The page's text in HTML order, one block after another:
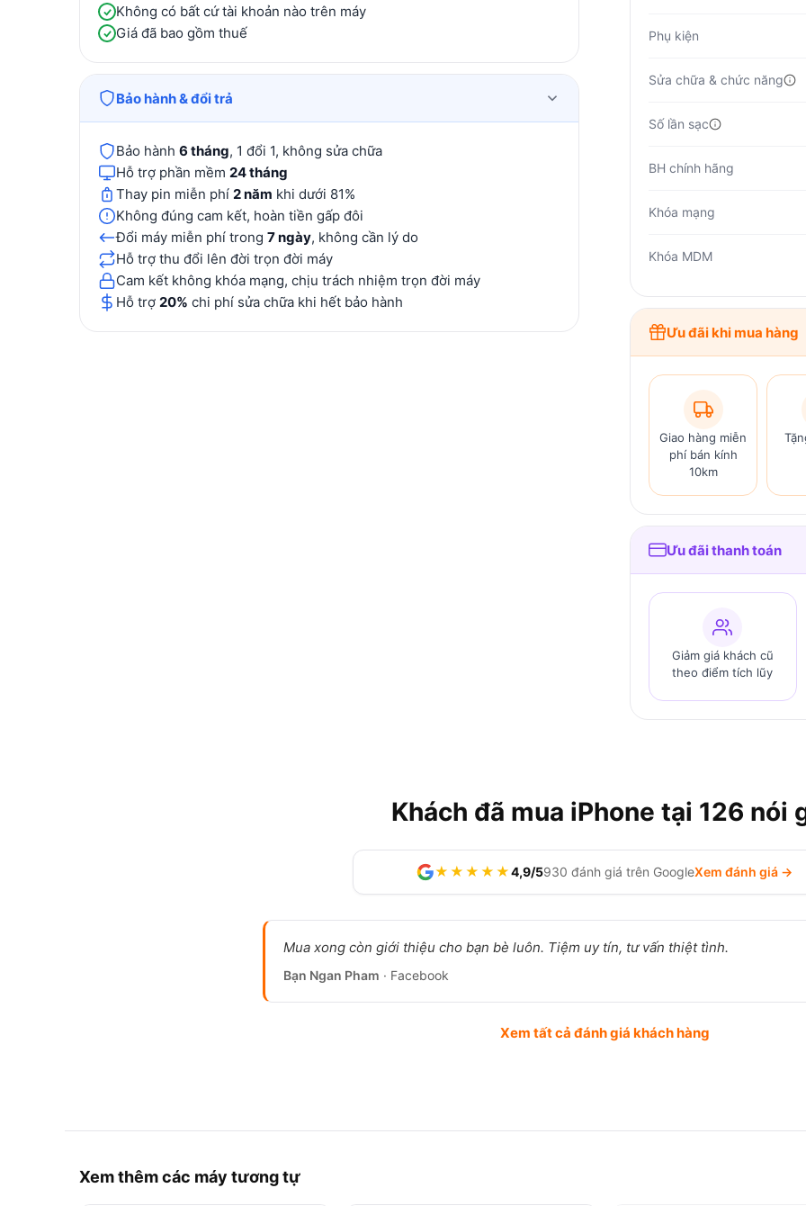
Phụ kiện
Sửa chữa & chức năng
Số lần sạc
BH chính hãng
Khóa mạng
Khóa MDM
Ưu đãi khi mua hàng
Giao hàng miễn
phí bán kính
10km
Ưu đãi thanh toán
Giảm giá khách cũ
theo điểm tích lũy
Không có bất cứ tài khoản nào trên máy
Giá đã bao gồm thuế
Bảo hành & đổi trả
Bảo hành 6 tháng, 1 đổi 1, không sửa chữa
Hỗ trợ phần mềm 24 tháng
Thay pin miễn phí 2 năm khi dưới 81%
Không đúng cam kết, hoàn tiền gấp đôi
Đổi máy miễn phí trong 7 ngày, không cần lý do
Hỗ trợ thu đổi lên đời trọn đời máy
Cam kết không khóa mạng, chịu trách nhiệm trọn đời máy
Hỗ trợ 20% chi phí sửa chữa khi hết bảo hành
Khách đã mua iPhone tại 126 nói
★★★★★4,9/5930 đánh giá trên GoogleXem đánh giá →
Mua xong còn giới thiệu cho bạn bè luôn. Tiệm uy tín, tư vấn thiệt tình.
Bạn Ngan Pham · Facebook
Xem tất cả đánh giá khách hàng
Xem thêm các máy tương tự